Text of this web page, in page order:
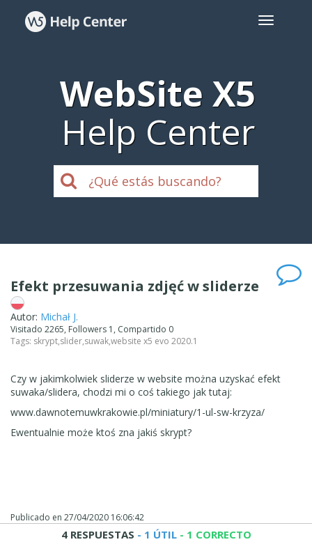
WebSite X5
Help Center
Efekt przesuwania zdjęć w sliderze
Autor: Michał J.
Visitado 2265, Followers 1, Compartido 0
Tags: skrypt,slider,suwak,website x5 evo 2020.1
Czy w jakimkolwiek sliderze w website można uzyskać efekt
suwaka/slidera, chodzi mi o coś takiego jak tutaj:
www.dawnotemuwkrakowie.pl/miniatury/1-ul-sw-krzyza/
Ewentualnie może ktoś zna jakiś skrypt?
Publicado en 27/04/2020 16:06:42
4 RESPUESTAS - 1 ÚTIL- 1 CORRECTO